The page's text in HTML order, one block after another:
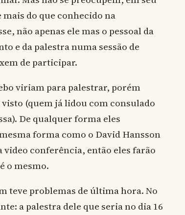
mais do que conhecido na
não apenas ele mas o pessoal da
e da palestra numa sessão de
de participar.
viriam para palestrar, porém
(quem já lidou com consulado
De qualquer forma eles
forma como o David Hansson
conferência, então eles farão
o mesmo.
teve problemas de última hora. No
a palestra dele que seria no dia 16